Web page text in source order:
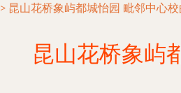
> 昆山花桥象屿都城怡园 毗邻中心
昆山花桥象屿